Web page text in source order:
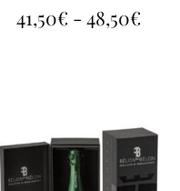
41,50€ - 48,50€
DI